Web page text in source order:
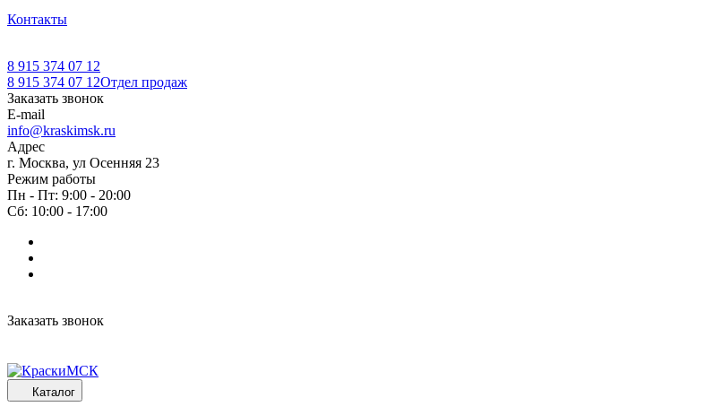
Контакты
8 915 374 07 12
8 915 374 07 12Отдел продаж
Заказать звонок
E-mail
info@kraskimsk.ru
Адрес
г. Москва, ул Осенняя 23
Режим работы
Пн - Пт: 9:00 - 20:00
Сб: 10:00 - 17:00
Заказать звонок
Каталог